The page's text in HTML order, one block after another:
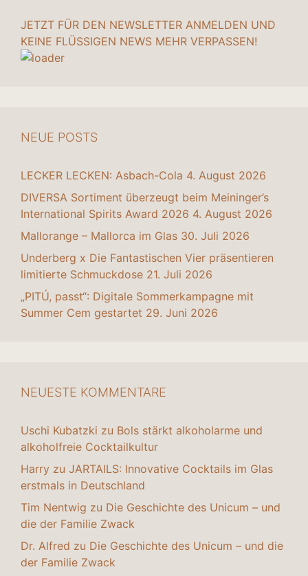
JETZT FÜR DEN NEWSLETTER ANMELDEN UND
KEINE FLÜSSIGEN NEWS MEHR VERPASSEN!
NEUE POSTS
LECKER LECKEN: Asbach-Cola 4. August 2026
DIVERSA Sortiment überzeugt beim Meininger’s
International Spirits Award 2026 4. August 2026
Mallorange – Mallorca im Glas 30. Juli 2026
Underberg x Die Fantastischen Vier präsentieren
limitierte Schmuckdose 21. Juli 2026
„PITÚ, passt“: Digitale Sommerkampagne mit
Summer Cem gestartet 29. Juni 2026
NEUESTE KOMMENTARE
Uschi Kubatzki zu Bols stärkt alkoholarme und
alkoholfreie Cocktailkultur
Harry zu JARTAILS: Innovative Cocktails im Glas
erstmals in Deutschland
Tim Nentwig zu Die Geschichte des Unicum – und
die der Familie Zwack
Dr. Alfred zu Die Geschichte des Unicum – und die
der Familie Zwack